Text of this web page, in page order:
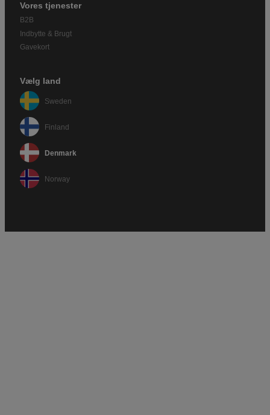
Vores tjenester
B2B
Indbytte & Brugt
Gavekort
Vælg land
Sweden
Finland
Denmark
Norway